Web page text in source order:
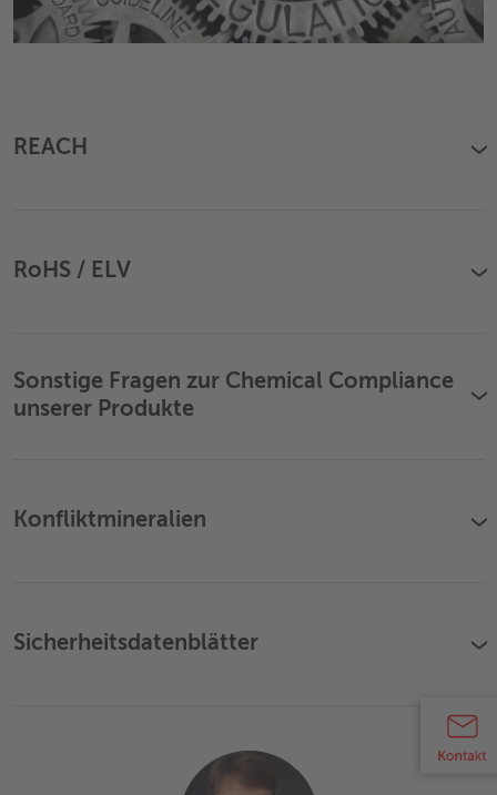
REACH ›
RoHS / ELV ›
Sonstige Fragen zur Chemical Compliance
unserer Produkte
›
Konfliktmineralien ›
Sicherheitsdatenblätter ›